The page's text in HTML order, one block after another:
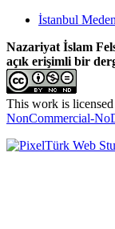
İstanbul
Nazariyat İslam
açık erişimli bir
This work is licensed
NonCommercial-